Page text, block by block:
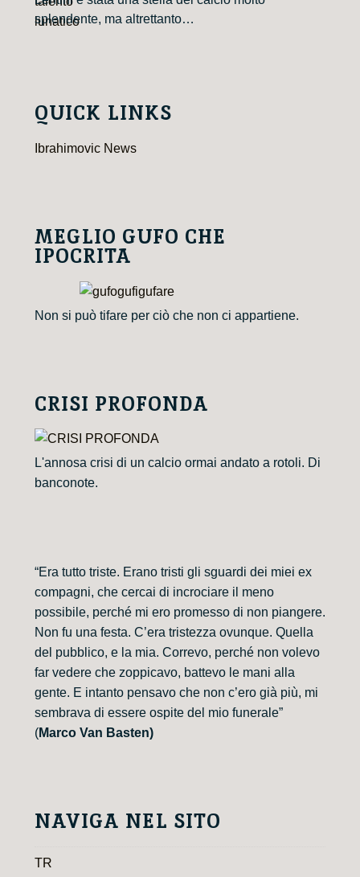
splendente, ma altrettanto…
QUICK LINKS
Ibrahimovic News
MEGLIO GUFO CHE
IPOCRITA
Non si può tifare per ciò che non ci appartiene.
CRISI PROFONDA
L'annosa crisi di un calcio ormai andato a rotoli. Di
banconote.
“Era tutto triste. Erano tristi gli sguardi dei miei ex
compagni, che cercai di incrociare il meno
possibile, perché mi ero promesso di non piangere.
Non fu una festa. C’era tristezza ovunque. Quella
del pubblico, e la mia. Correvo, perché non volevo
far vedere che zoppicavo, battevo le mani alla
gente. E intanto pensavo che non c’ero già più, mi
sembrava di essere ospite del mio funerale”
(Marco Van Basten)
NAVIGA NEL SITO
TR